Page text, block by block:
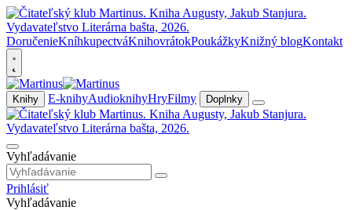
DoručenieKníhkupectváKnihovrátokPoukážkyKnižný blogKontakt
Knihy E-knihyAudioknihyHryFilmy Doplnky
Vyhľadávanie
Prihlásiť
Vyhľadávanie